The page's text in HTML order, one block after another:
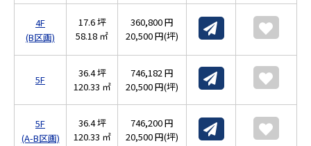
4F
(B区画)
17.6 坪
58.18 ㎡
360,800 円
20,500 円(坪)
5F
36.4 坪
120.33 ㎡
746,182 円
20,500 円(坪)
5F
(A-B区画)
36.4 坪
120.33 ㎡
746,200 円
20,500 円(坪)